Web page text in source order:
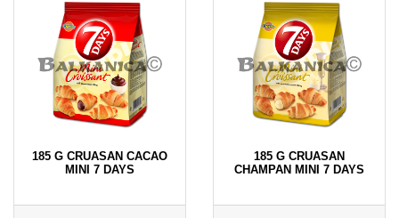
185 G CRUASAN CACAO
MINI 7 DAYS
185 G CRUASAN
CHAMPAN MINI 7 DAYS